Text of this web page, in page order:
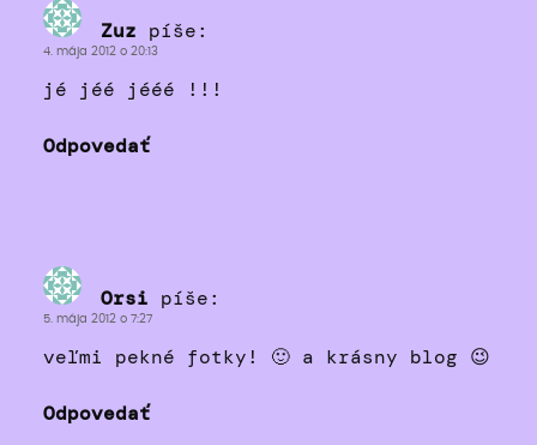
Zuz píše:
4. mája 2012 o 20:13
jé jéé jééé !!!
Odpovedať
Orsi píše:
5. mája 2012 o 7:27
veľmi pekné fotky! 🙂 a krásny blog 😉
Odpovedať